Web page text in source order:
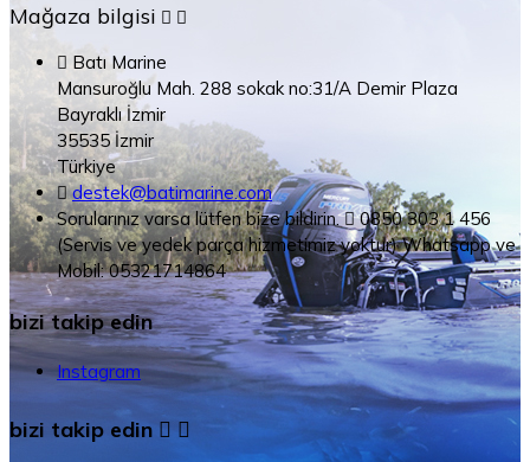
Mağaza bilgisi  
 Batı Marine
Mansuroğlu Mah. 288 sokak no:31/A Demir Plaza
Bayraklı İzmir
35535 İzmir
Türkiye
 destek@batimarine.com
Sorularınız varsa lütfen bize bildirin.  0850 303 1 456
(Servis ve yedek parça hizmetimiz yoktur) Whatsapp ve
Mobil: 05321714864
bizi takip edin
Instagram
bizi takip edin  